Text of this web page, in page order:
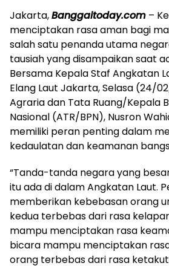
Jakarta,Banggaitoday.com –
menciptakan rasa aman bagi
salah satu penanda utama
tausiah yang disampaikan saat
Bersama Kepala Staf Angkatan
Elang Laut Jakarta, Selasa (24/
Agraria dan Tata Ruang/Kepala
Nasional (ATR/BPN), Nusron
memiliki peran penting dalam
kedaulatan dan keamanan
“Tanda-tanda negara yang
itu ada di dalam Angkatan Laut.
memberikan kebebasan orang
kedua terbebas dari rasa
mampu menciptakan rasa
bicara mampu menciptakan
orang terbebas dari rasa